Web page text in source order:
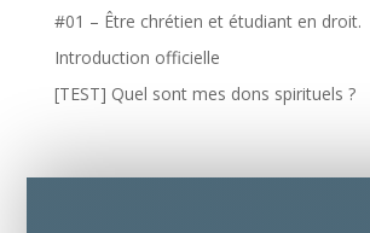
#01 – Être chrétien et étudiant en droit.
Introduction officielle
[TEST] Quel sont mes dons spirituels ?